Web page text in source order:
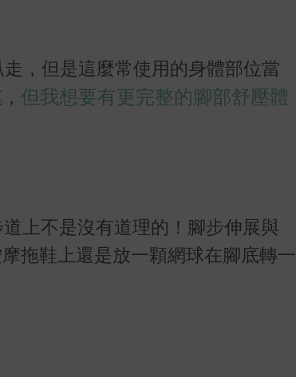
，但是這麼常使用的身體部位當
但我想要有更完整的腳部舒壓體
上不是沒有道理的！腳步伸展與
拖鞋上還是放一顆網球在腳底轉一